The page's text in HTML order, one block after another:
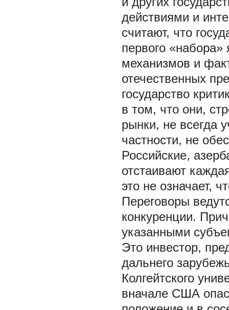
действиями и
считают, что
первого
механизмов и
отечественных
государство
в том, что они,
рынки, не всегда
частности, не
Российские,
отстаивают
это не означает,
Переговоры
конкуренции.
указанными
Это инвестор,
дальнего
Колгейтского
вначале США